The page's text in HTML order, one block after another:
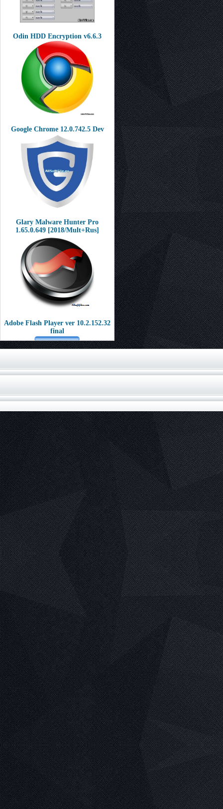
Odin HDD Encryption v6.6.3
Google Chrome 12.0.742.5 Dev
Glary Malware Hunter Pro
1.65.0.649 [2018/Mult+Rus]
Adobe Flash Player ver 10.2.152.32
final